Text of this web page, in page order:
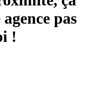
pas
!